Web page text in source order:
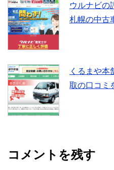
ウルナビの
札幌の中古
くるまや本
取の口コミ
コメントを残す